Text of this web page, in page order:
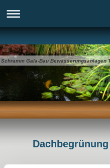
Schramm Gala-Bau Bewässerungsanlagen
Dachbegrünung